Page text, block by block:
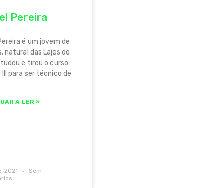
Pereira
é um jovem de
natural das Lajes do
e tirou o curso
III para ser técnico de
A LER »
2021
Sem